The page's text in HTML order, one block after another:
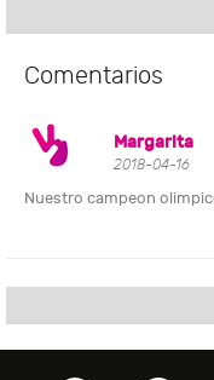
Comentarios
Margarita
2018-04-16
Nuestro campeon